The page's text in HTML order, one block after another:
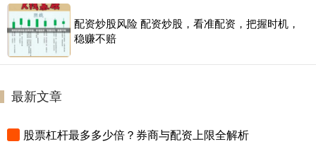
配资炒股风险 配资炒股，看准配资，把握时机，
稳赚不赔
最新文章
股票杠杆最多多少倍？券商与配资上限全解析